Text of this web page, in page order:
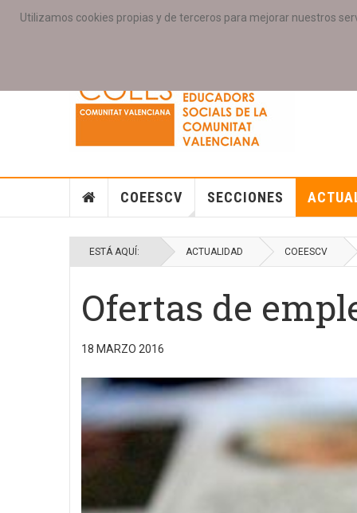
Utilizamos cookies propias y de terceros para mejorar nuestros
PORTADA ACCESO COLEGIAD@S GALERIAS
COEESCV SECCIONES
ESTÁ AQUÍ: ACTUALIDAD COEESCV
Ofertas de
18 MARZO 2016